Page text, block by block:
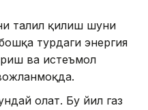
таҳлил қилиш шуни
турдаги энергия
ва истеъмол
ҳолат. Бу йил газ